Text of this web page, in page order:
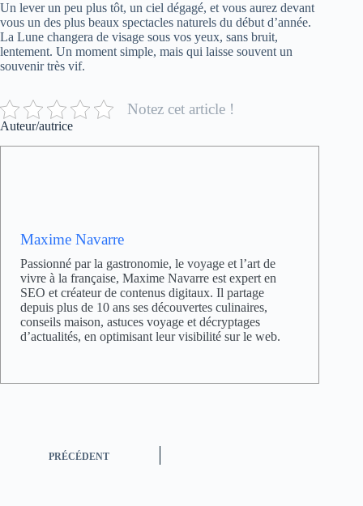
Un lever un peu plus tôt, un ciel dégagé, et vous aurez devant
vous un des plus beaux spectacles naturels du début d’année.
La Lune changera de visage sous vos yeux, sans bruit,
lentement. Un moment simple, mais qui laisse souvent un
souvenir très vif.
Notez cet article !
Auteur/autrice
Maxime Navarre
Passionné par la gastronomie, le voyage et l’art de
vivre à la française, Maxime Navarre est expert en
SEO et créateur de contenus digitaux. Il partage
depuis plus de 10 ans ses découvertes culinaires,
conseils maison, astuces voyage et décryptages
d’actualités, en optimisant leur visibilité sur le web.
PRÉCÉDENT